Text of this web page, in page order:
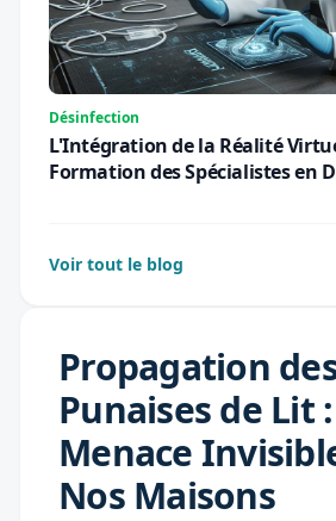
Désinfection
L'Intégration de la Réalité
Formation des Spécialistes en
Voir tout le blog
Propagation
Punaises de Lit
Menace
Nos Maisons